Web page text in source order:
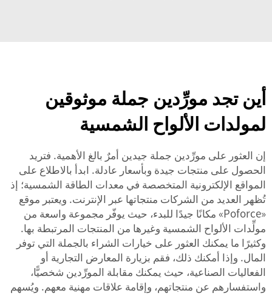
أين تجد مورِّدين جملة موثوقين
لمولدات الألواح الشمسية
إن العثور على مورِّدين جملة جيدين أمرٌ بالغ الأهمية. فتريد
الحصول على منتجات جيدة وبأسعار عادلة. ابدأ بالاطلاع على
المواقع الإلكترونية المتخصصة في معدات الطاقة الشمسية؛ إذ
تُظهر العديد من الشركات منتجاتها عبر الإنترنت. ويعتبر موقع
«Poforce» مكانًا جيدًا للبدء، حيث يوفّر مجموعة واسعة من
مولِّدات الألواح الشمسية وغيرها من المنتجات المرتبطة بها.
وكثيرًا ما يمكنك العثور على خيارات الشراء بالجملة التي توفر
المال. وإذا أمكنك ذلك، فقم بزيارة المعارض التجارية أو
الفعاليات الصناعية، حيث يمكنك مقابلة المورِّدين شخصيًّا،
واستفسارهم عن منتجاتهم، وإقامة علاقات مهنية معهم. ويُسهم